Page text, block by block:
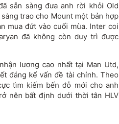
sẵn sàng đưa anh rời khỏi Old
trao cho Mount một bản hợp
mua đứt vào cuối mùa. Inter coi
đã không còn duy trì được
lương cao nhất tại Man Utd,
đáng kể vấn đề tài chính. Theo
tìm kiếm bến đỗ mới cho anh
nên bất định dưới thời tân HLV